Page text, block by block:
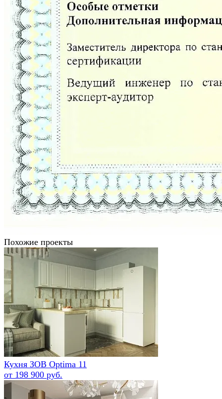
Похожие проекты
Кухня ЗОВ Optima 11
от 198 900 руб.